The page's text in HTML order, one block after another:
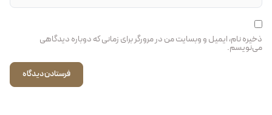
ذخیره نام، ایمیل و وبسایت من در مرورگر برای زمانی که دوباره دیدگاهی
می‌نویسم.